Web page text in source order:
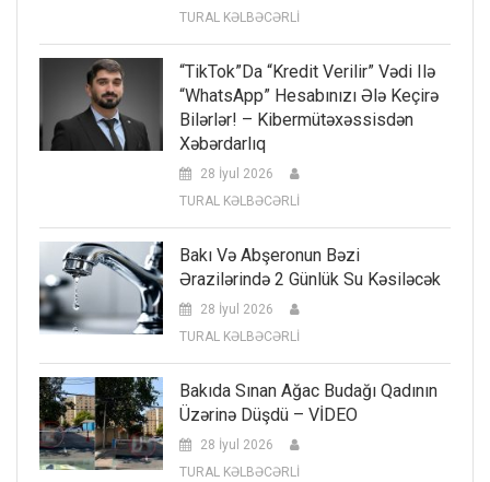
TURAL KƏLBƏCƏRLİ
“TikTok”da “kredit Verilir” Vədi Ilə
“WhatsApp” Hesabınızı Ələ Keçirə
Bilərlər! – Kibermütəxəssisdən
Xəbərdarlıq
28 İyul 2026
TURAL KƏLBƏCƏRLİ
Bakı Və Abşeronun Bəzi
Ərazilərində 2 Günlük Su Kəsiləcək
28 İyul 2026
TURAL KƏLBƏCƏRLİ
Bakıda Sınan Ağac Budağı Qadının
Üzərinə Düşdü – VİDEO
28 İyul 2026
TURAL KƏLBƏCƏRLİ